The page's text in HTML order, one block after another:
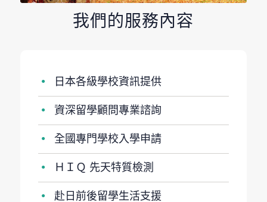
我們的服務內容
● 日本各級學校資訊提供
● 資深留學顧問專業諮詢
● 全國專門學校入學申請
● ＨＩＱ 先天特質檢測
● 赴日前後留學生活支援